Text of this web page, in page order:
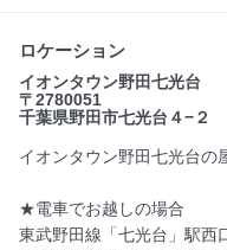
ロケーション
イオンタウン野田七光台
〒2780051
千葉県野田市七光台４−２
イオンタウン野田七光台の
★電車でお越しの場合
東武野田線「七光台」駅西